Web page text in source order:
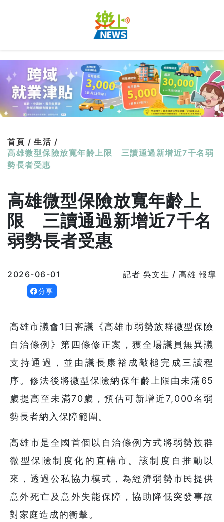
首頁 / 生活 /
高雄微型保險放寬年齡上限 三讀通過新增近7千名弱
勢長者受惠
高雄微型保險放寬年齡上
限 三讀通過新增近7千名
弱勢長者受惠
2026-06-01 記者 吳文生 / 高雄 報導
分享
高雄市議會1日審議《高雄市弱勢族群微型保險
自治條例》第四條修正案，獲全場議員無異議
支持通過，並由議長康裕成敲槌完成三讀程
序。修法後將微型保險納保年齡上限由未滿65
歲提高至未滿70歲，預估可新增近7,000名弱
勢長者納入保障範圍。
高雄市是全國首個以自治條例方式將弱勢族群
微型保險制度化的直轄市。該制度自推動以
來，透過公私協力模式，為經濟弱勢市民提供
意外死亡及意外失能保障，協助降低突發事故
對家庭造成的衝擊。